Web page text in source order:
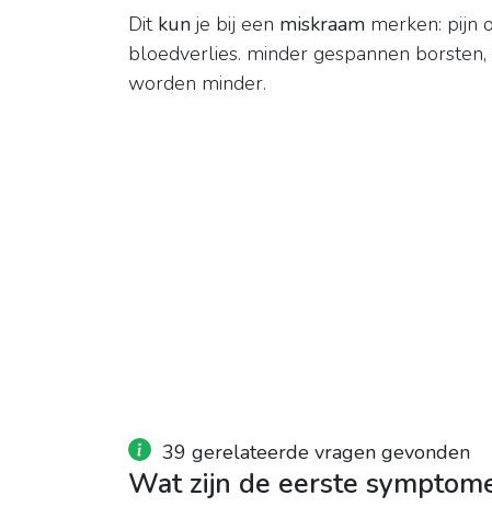
Dit kun je bij een miskraam merken: pijn
bloedverlies. minder gespannen
worden minder.
39 gerelateerde vragen gevonden
Wat zijn de eerste